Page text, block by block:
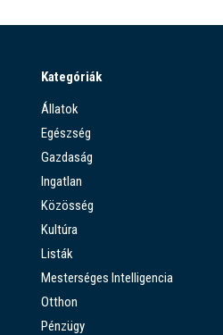
Kategóriák
Állatok
Egészség
Gazdaság
Ingatlan
Közösség
Kultúra
Listák
Mesterséges Intelligencia
Otthon
Pénzügy